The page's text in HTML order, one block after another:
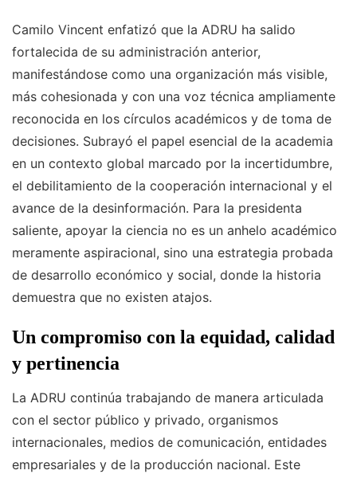
Camilo Vincent enfatizó que la ADRU ha salido
fortalecida de su administración anterior,
manifestándose como una organización más visible,
más cohesionada y con una voz técnica ampliamente
reconocida en los círculos académicos y de toma de
decisiones. Subrayó el papel esencial de la academia
en un contexto global marcado por la incertidumbre,
el debilitamiento de la cooperación internacional y el
avance de la desinformación. Para la presidenta
saliente, apoyar la ciencia no es un anhelo académico
meramente aspiracional, sino una estrategia probada
de desarrollo económico y social, donde la historia
demuestra que no existen atajos.
Un compromiso con la equidad, calidad
y pertinencia
La ADRU continúa trabajando de manera articulada
con el sector público y privado, organismos
internacionales, medios de comunicación, entidades
empresariales y de la producción nacional. Este